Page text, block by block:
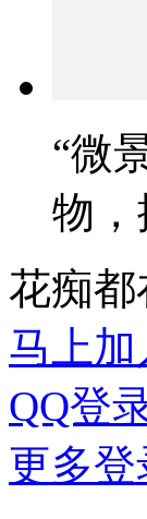
“微
物，
花痴
马上加
QQ登
更多